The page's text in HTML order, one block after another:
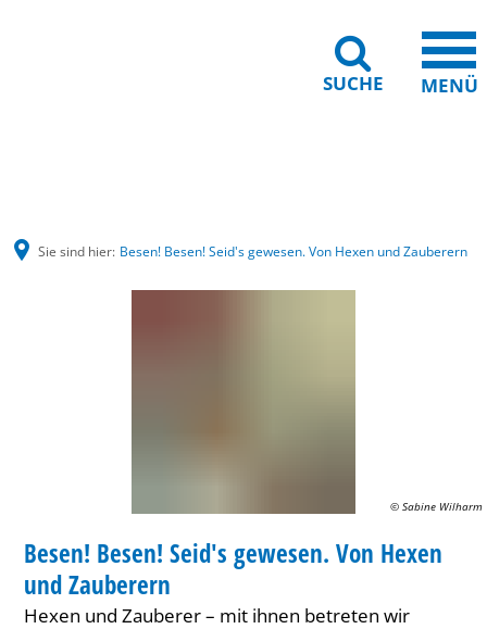
SUCHE MENÜ
Sie sind hier: Besen! Besen! Seid's gewesen. Von Hexen und Zauberern
und
Zauberern
© Sabine Wilharm
KATEGORIE: AUSSTELLUNG
Besen! Besen! Seid's gewesen. Von Hexen
und Zauberern
Hexen und Zauberer – mit ihnen betreten wir